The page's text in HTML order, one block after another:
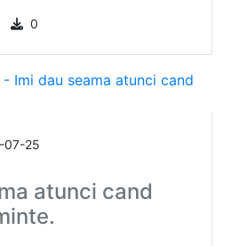
0
07-25
atunci cand